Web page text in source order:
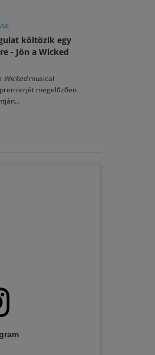
költözik egy
- Jön a Wicked
Wickedmusical
megelőzően